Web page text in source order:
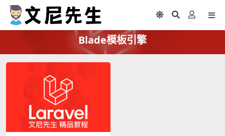
Blade模板引擎